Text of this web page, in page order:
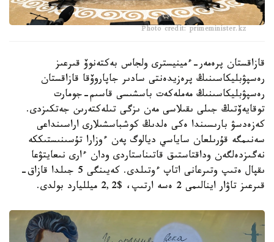
Photo credit: primeminister.kz
قازاقستان پرەمەر-ءمينيسترى ولجاس بەكتەنوۆ قىرعىز
رەسپۋبليكاسىنىڭ پرەزيدەنتى سادىر جاپاروۆقا قازاقستان
رەسپۋبليكاسىنىڭ مەملەكەت باسشىسى قاسىم-جومارت
توقايەۆتىڭ جىلى ىقىلاسى مەن ىزگى تىلەكتەرىن جەتكىزدى.
كەزەدسۋ بارىسىندا ەكى ەلدىڭ كوشباسشىلارى اراسىنداعى
سەنىمگە قۇرىلعان ساياسي ديالوگ پەن ءوزارا تۇسىنىستىككە
نەگىزدەلگەن وداقتاستىق قاتىناستاردى ودان ءارى نىعايتۋعا
ىقپال ەتىپ وتىرعانى اتاپ ءوتىلدى. كەيىنگى 5 جىلدا قازاق-
قىرعىز تاۋار اينالىمى 2 ەسە ارتىپ، $2,2 ميلليارد بولدى.